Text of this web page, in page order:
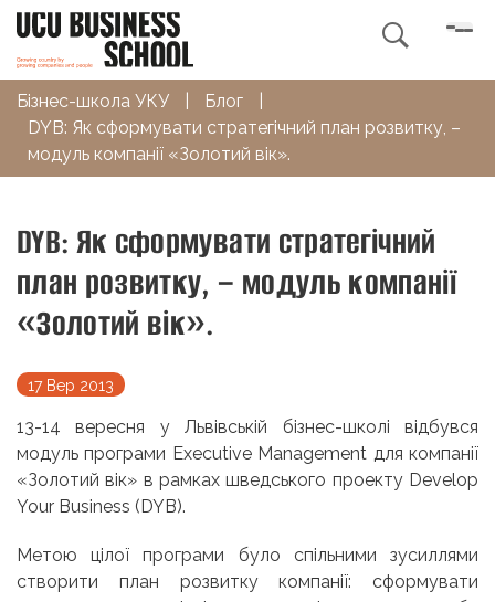

Бізнес-школа УКУ Блог
DYB: Як сформувати стратегічний план розвитку, –
модуль компанії «Золотий вік».
DYB: Як сформувати стратегічний
план розвитку, – модуль компанії
«Золотий вік».
17 Вер 2013
13-14 вересня у Львівській бізнес-школі відбувся
модуль програми Executive Management для компанії
«Золотий вік» в рамках шведського проекту Develop
Your Business (DYB).
Метою цілої програми було спільними зусиллями
створити план розвитку компанії: сформувати